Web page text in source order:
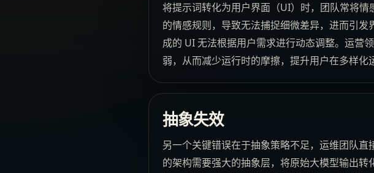
将提示词转化为用户界面（UI）时，团队常将
的情感规则，导致无法捕捉细微差异，进而引
成的 UI 无法根据用户需求进行动态调整。运营
弱，从而减少运行时的摩擦，提升用户在多样化
抽象失效
另一个关键错误在于抽象策略不足，运维团队
的架构需要强大的抽象层，将原始大模型输出